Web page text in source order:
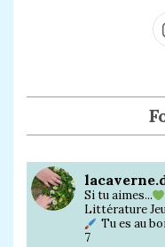
Si tu aimes...
Littérature
Tu es au
7